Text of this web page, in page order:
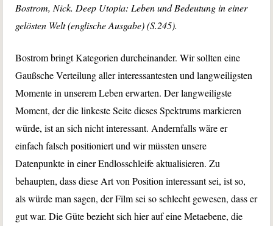
Bostrom, Nick. Deep Utopia: Leben und Bedeutung in einer
gelösten Welt (englische Ausgabe) (S.245).
Bostrom bringt Kategorien durcheinander. Wir sollten eine
Gaußsche Verteilung aller interessantesten und langweiligsten
Momente in unserem Leben erwarten. Der langweiligste
Moment, der die linkeste Seite dieses Spektrums markieren
würde, ist an sich nicht interessant. Andernfalls wäre er
einfach falsch positioniert und wir müssten unsere
Datenpunkte in einer Endlosschleife aktualisieren. Zu
behaupten, dass diese Art von Position interessant sei, ist so,
als würde man sagen, der Film sei so schlecht gewesen, dass er
gut war. Die Güte bezieht sich hier auf eine Metaebene, die